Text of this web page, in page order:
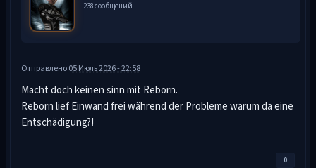
238 сообщений
Отправлено05 Июль 2026 - 22:58
Macht doch keinen sinn mit Reborn.
Reborn lief Einwand frei während der Probleme warum da eine
Entschädigung?!
0